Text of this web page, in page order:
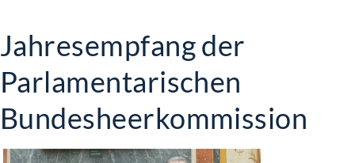
Jahresempfang der
Parlamentarischen
Bundesheerkommission